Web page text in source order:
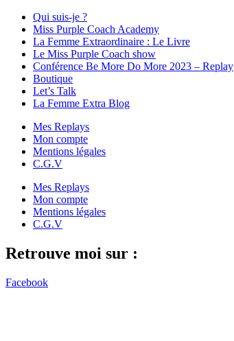
Qui suis-je ?
Miss Purple Coach Academy
La Femme Extraordinaire : Le Livre
Le Miss Purple Coach show
Conférence Be More Do More 2023 – Replay
Boutique
Let’s Talk
La Femme Extra Blog
Mes Replays
Mon compte
Mentions légales
C.G.V
Mes Replays
Mon compte
Mentions légales
C.G.V
Retrouve moi sur :
Facebook